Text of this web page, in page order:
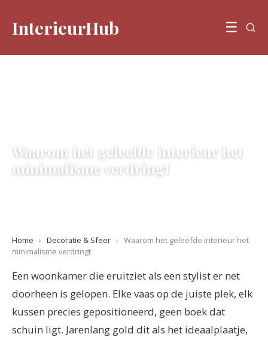
InterieurHub ☰
Waarom het geleefde interieur het
minimalisme verdringt
Home › Decoratie & Sfeer › Waarom het geleefde interieur het
minimalisme verdringt
Een woonkamer die eruitziet als een stylist er net
doorheen is gelopen. Elke vaas op de juiste plek, elk
kussen precies gepositioneerd, geen boek dat
schuin ligt. Jarenlang gold dit als het ideaalplaatje,